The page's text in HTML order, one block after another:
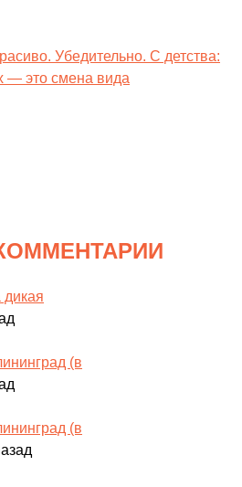
Убедительно. С детства:
— это смена вида
дикая
(в
(в